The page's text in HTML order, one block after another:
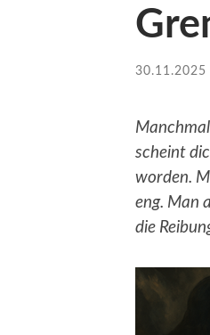
30.11.2025
scheint
worden.
eng. Man
die